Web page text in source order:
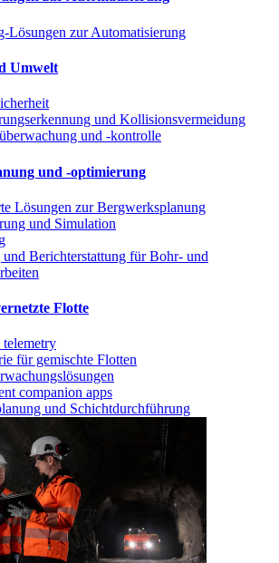
Lösungen zur Automatisierung
Umwelt
und Kollisionsvermeidung
und -kontrolle
und -optimierung
Lösungen zur Bergwerksplanung
und Simulation
und Berichterstattung für Bohr- und
Flotte
für gemischte Flotten
companion apps
und Schichtdurchführung